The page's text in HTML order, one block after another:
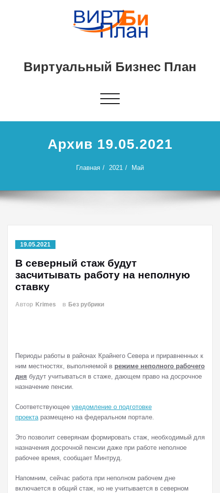
Виртуальный Бизнес План
Показать/
навигацию
Архив 19.05.2021
Главная 2021 Май
19.05.2021
В северный стаж будут
засчитывать работу на неполную
ставку
Автор Krimes в Без рубрики
Периоды работы в районах Крайнего Севера и приравненных к
ним местностях, выполняемой в режиме неполного рабочего
дня будут учитываться в стаже, дающем право на досрочное
назначение пенсии.
Соответствующее уведомление о подготовке
проектаразмещено на федеральном портале.
Это позволит северянам формировать стаж, необходимый для
назначения досрочной пенсии даже при работе неполное
рабочее время, сообщает Минтруд.
Напомним, сейчас работа при неполном рабочем дне
включается в общий стаж, но не учитывается в северном